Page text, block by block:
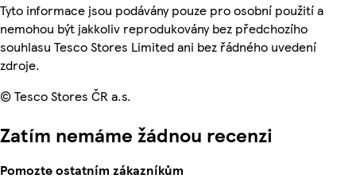
Tyto informace jsou podávány pouze pro osobní použití a
nemohou být jakkoliv reprodukovány bez předchozího
souhlasu Tesco Stores Limited ani bez řádného uvedení
zdroje.
© Tesco Stores ČR a.s.
Zatím nemáme žádnou recenzi
Pomozte ostatním zákazníkům